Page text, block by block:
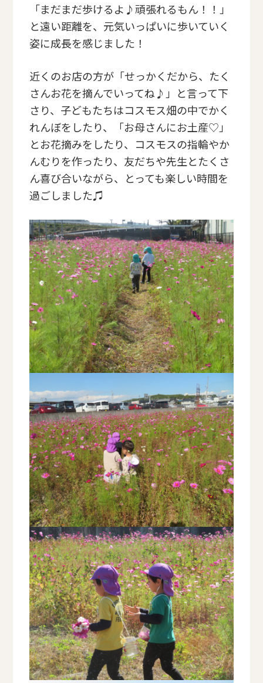
「まだまだ歩けるよ♪頑張れるもん！！」
と遠い距離を、元気いっぱいに歩いていく
姿に成長を感じました！
近くのお店の方が「せっかくだから、たく
さんお花を摘んでいってね♪」と言って下
さり、子どもたちはコスモス畑の中でかく
れんぼをしたり、「お母さんにお土産♡」
とお花摘みをしたり、コスモスの指輪やか
んむりを作ったり、友だちや先生とたくさ
ん喜び合いながら、とっても楽しい時間を
過ごしました♫